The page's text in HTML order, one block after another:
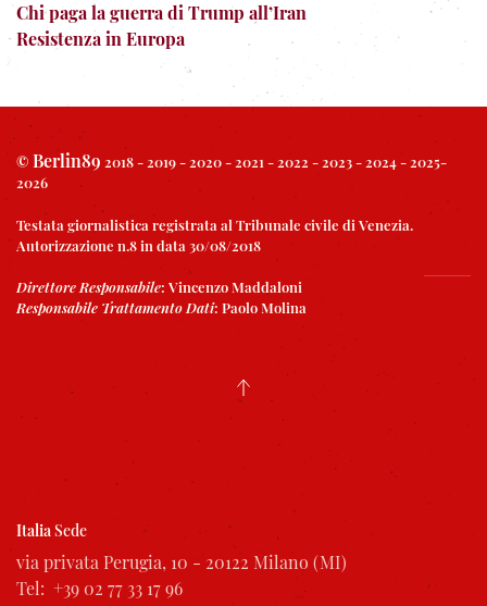
Chi paga la guerra di Trump all’Iran
Resistenza in Europa
© Berlin89 2018 - 2019 - 2020 - 2021 - 2022 - 2023 - 2024 - 2025-
2026
Testata giornalistica registrata al Tribunale civile di Venezia.
Autorizzazione n.8 in data 30/08/2018
Direttore Responsabile: Vincenzo Maddaloni
Responsabile Trattamento Dati: Paolo Molina
ItaliaSede
via privata Perugia, 10 - 20122 Milano (MI)
Tel: +39 02 77 33 17 96